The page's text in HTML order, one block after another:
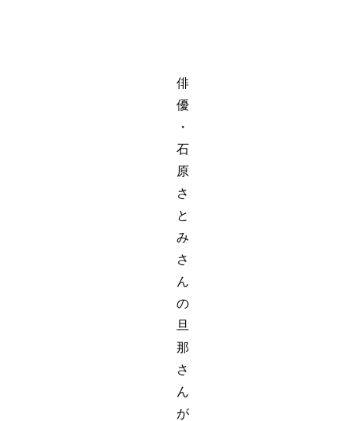
俳
優
・
石
原
さ
と
み
さ
ん
の
旦
那
さ
ん
が